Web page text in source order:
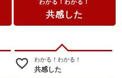
共感した
favorite_border わかる！わかる！
共感した